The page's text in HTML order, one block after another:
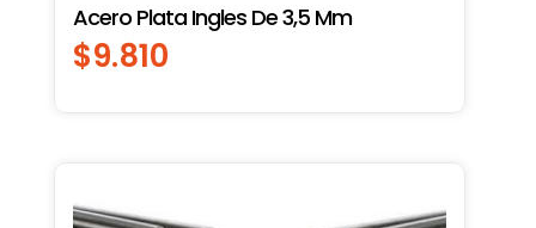
Acero Plata Ingles De 3,5 Mm
$9.810